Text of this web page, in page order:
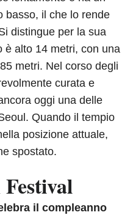
basso, il che lo rende
distingue per la sua
è alto 14 metri, con una
metri. Nel corso degli
curata e
oggi una delle
Quando il tempio
posizione attuale,
spostato.
il compleanno